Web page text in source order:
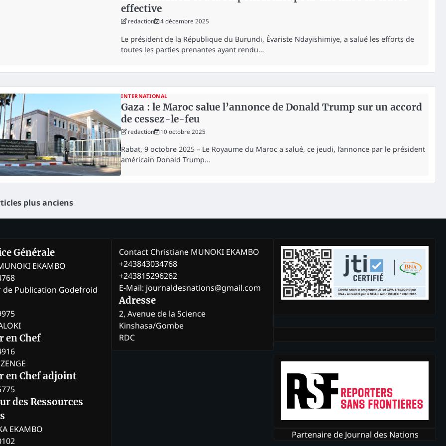
effective
redaction 4 décembre 2025
Le président de la République du Burundi, Évariste Ndayishimiye, a salué les efforts de
toutes les parties prenantes ayant rendu…
INTERNATIONAL
Gaza : le Maroc salue l’annonce de Donald Trump sur un accord
de cessez-le-feu
redaction 10 octobre 2025
Rabat, 9 octobre 2025 – Le Royaume du Maroc a salué, ce jeudi, l’annonce par le président
américain Donald Trump…
plus anciens
Générale
EKAMBO
de Publication Godefroid
en Chef
en Chef adjoint
des Ressources
EKAMBO
Contact Christiane MUNOKI EKAMBO
+243843034768
+243815296262
E-Mail: journaldesnations@gmail.com
Adresse
2, Avenue de la Science
Kinshasa/Gombe
RDC
Partenaire de Journal des Nations